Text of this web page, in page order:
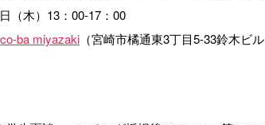
（木）13：00-17：00
ba miyazaki （宮崎市橘通東3丁目5-33鈴木ビル